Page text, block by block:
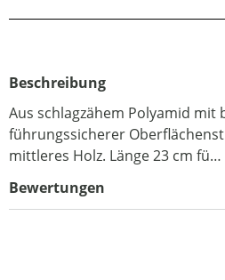
Beschreibung
Aus schlagzähem Polyamid mit
führungssicherer
mittleres Holz. Länge 23 cm fü…
Bewertungen